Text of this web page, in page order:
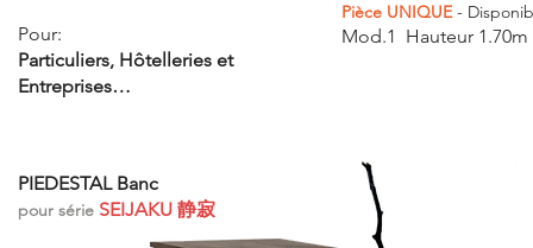
Pour:
Particuliers, Hôtelleries et
Entreprises…
Mod.1 Hauteur 1.70m
Pièce UNIQUE-
PIEDESTAL Banc
pour série SEIJAKU 静寂